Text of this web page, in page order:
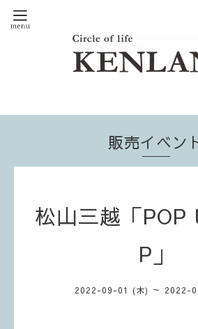
販売イベン
松山三越「POP
P」
2022-09-01 (木) ～ 2022-